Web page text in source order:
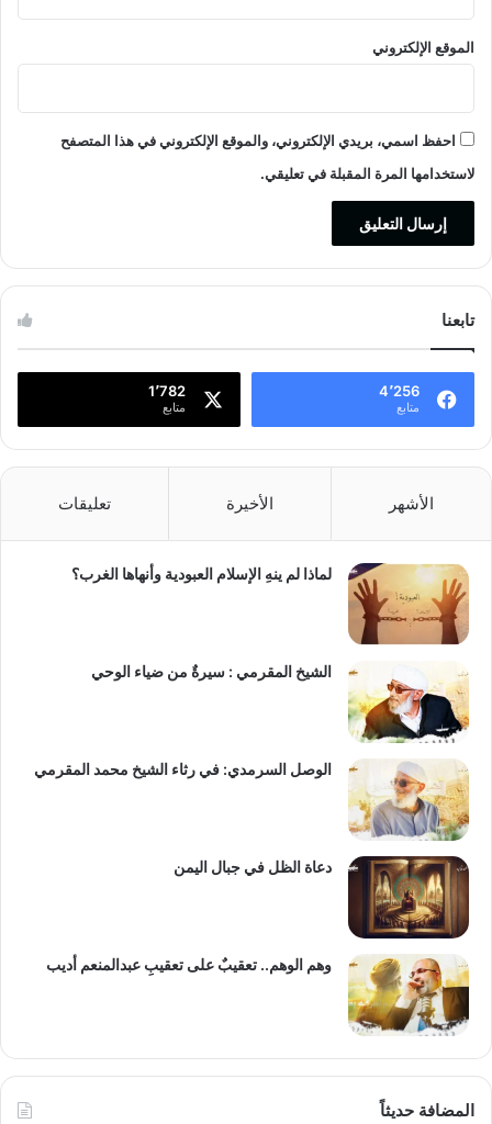
الموقع الإلكتروني
احفظ اسمي، بريدي الإلكتروني، والموقع الإلكتروني في هذا المتصفح
لاستخدامها المرة المقبلة في تعليقي.
تابعنا
4٬256
متابع
1٬782
متابع
الأشهر الأخيرة تعليقات
لماذا لم ينهِ الإسلام العبودية وأنهاها الغرب؟
الشيخ المقرمي : سيرةٌ من ضياء الوحي
الوصل السرمدي: في رثاء الشيخ محمد المقرمي
دعاة الظل في جبال اليمن
وهم الوهم.. تعقيبٌ على تعقيبِ عبدالمنعم أديب
المضافة حديثاً